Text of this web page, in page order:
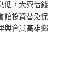
低，大寮借錢
館投資替免保
與會員高雄鄉